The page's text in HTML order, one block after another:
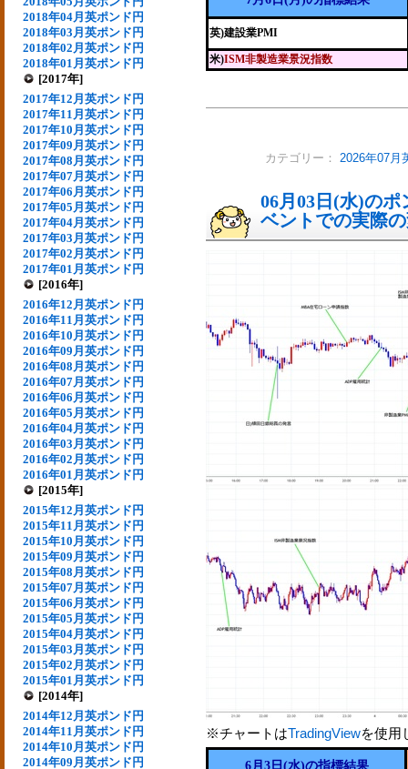
2018年04月英ポンド円
2018年03月英ポンド円
2018年02月英ポンド円
2018年01月英ポンド円
[2017年]
2017年12月英ポンド円
2017年11月英ポンド円
2017年10月英ポンド円
2017年09月英ポンド円
2017年08月英ポンド円
2017年07月英ポンド円
2017年06月英ポンド円
2017年05月英ポンド円
2017年04月英ポンド円
2017年03月英ポンド円
2017年02月英ポンド円
2017年01月英ポンド円
[2016年]
2016年12月英ポンド円
2016年11月英ポンド円
2016年10月英ポンド円
2016年09月英ポンド円
2016年08月英ポンド円
2016年07月英ポンド円
2016年06月英ポンド円
2016年05月英ポンド円
2016年04月英ポンド円
2016年03月英ポンド円
2016年02月英ポンド円
2016年01月英ポンド円
[2015年]
2015年12月英ポンド円
2015年11月英ポンド円
2015年10月英ポンド円
2015年09月英ポンド円
2015年08月英ポンド円
2015年07月英ポンド円
2015年06月英ポンド円
2015年05月英ポンド円
2015年04月英ポンド円
2015年03月英ポンド円
2015年02月英ポンド円
2015年01月英ポンド円
[2014年]
2014年12月英ポンド円
2014年11月英ポンド円
2014年10月英ポンド円
2014年09月英ポンド円
英)建設業PMI
米)ISM非製造業景況指数
カテゴリー： 2026年07月
06月03日(水)の
ベントでの実際
※チャートはTradingViewを使用
6月3日(水)の指標結果